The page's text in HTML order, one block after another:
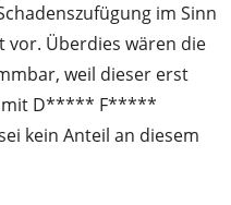
im Sinn
vor. Überdies wären die
weil dieser erst
mit D***** F*****
kein Anteil an diesem